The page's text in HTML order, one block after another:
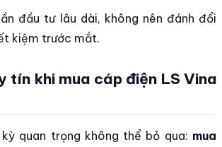
đầu tư lâu dài, không nên đánh đổi
kiệm trước mắt.
tín khi mua cáp điện LS Vina
quan trọng không thể bỏ qua: mua